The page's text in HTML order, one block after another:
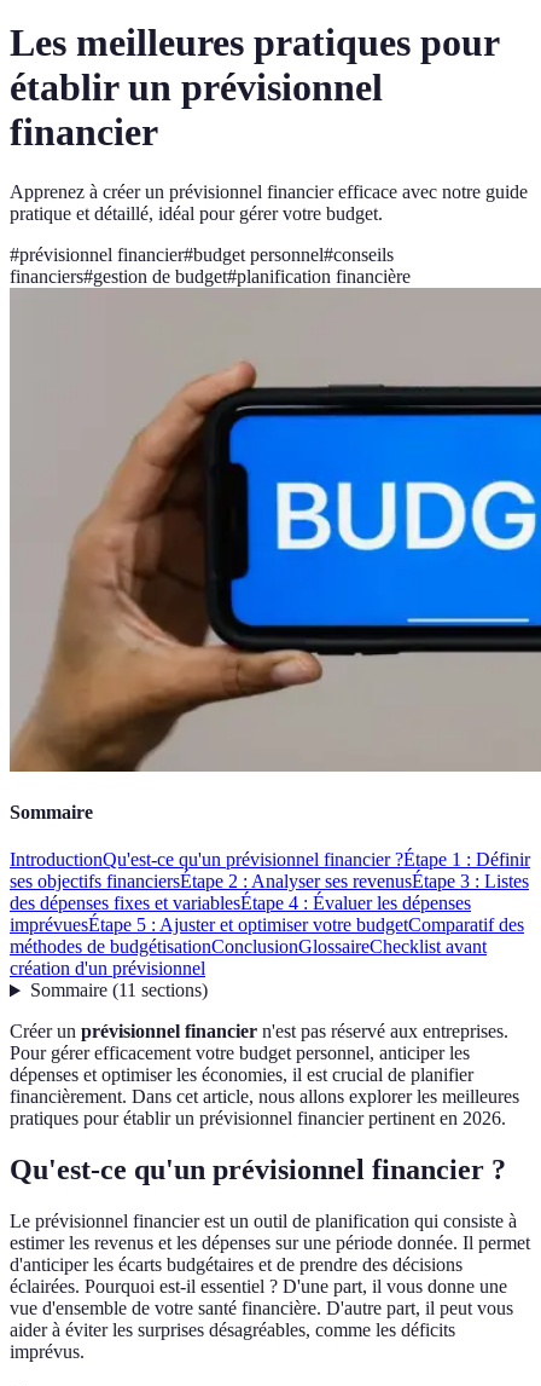
Les meilleures pratiques pour
établir un prévisionnel
financier
Apprenez à créer un prévisionnel financier efficace avec notre guide
pratique et détaillé, idéal pour gérer votre budget.
#prévisionnel financier#budget personnel#conseils
financiers#gestion de budget#planification financière
Sommaire
IntroductionQu'est-ce qu'un prévisionnel financier ?Étape 1 : Définir
ses objectifs financiersÉtape 2 : Analyser ses revenusÉtape 3 : Listes
des dépenses fixes et variablesÉtape 4 : Évaluer les dépenses
imprévuesÉtape 5 : Ajuster et optimiser votre budgetComparatif des
méthodes de budgétisationConclusionGlossaireChecklist avant
création d'un prévisionnel
Sommaire(11 sections)
Créer un prévisionnel financier n'est pas réservé aux entreprises.
Pour gérer efficacement votre budget personnel, anticiper les
dépenses et optimiser les économies, il est crucial de planifier
financièrement. Dans cet article, nous allons explorer les meilleures
pratiques pour établir un prévisionnel financier pertinent en 2026.
Qu'est-ce qu'un prévisionnel financier ?
Le prévisionnel financier est un outil de planification qui consiste à
estimer les revenus et les dépenses sur une période donnée. Il permet
d'anticiper les écarts budgétaires et de prendre des décisions
éclairées. Pourquoi est-il essentiel ? D'une part, il vous donne une
vue d'ensemble de votre santé financière. D'autre part, il peut vous
aider à éviter les surprises désagréables, comme les déficits
imprévus.